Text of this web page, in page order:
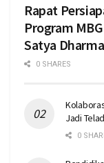
Rapat
Program
Satya Dharma
0 SHARES
Jadi
0